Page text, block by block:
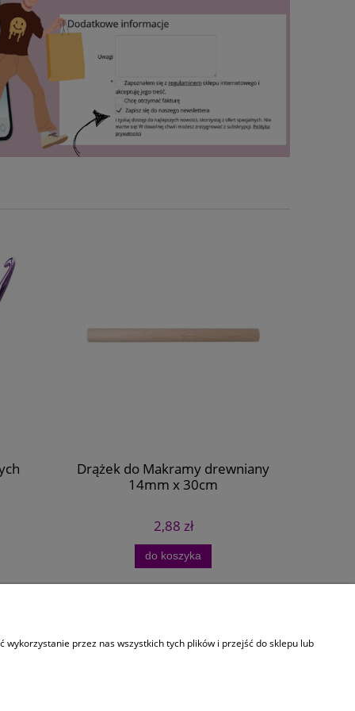
Drążek do Makramy drewniany
14mm x 30cm
2,88 zł
do koszyka
przez nas wszystkich tych plików i przejść do sklepu lub